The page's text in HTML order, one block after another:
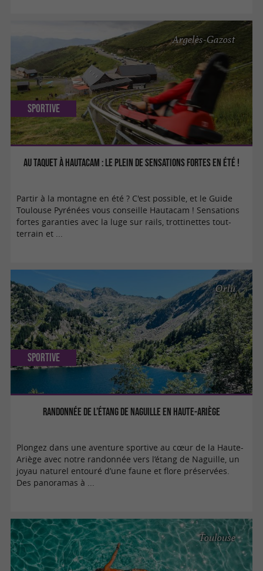
Au taquet à Hautacam : le plein de sensations fortes en été !
Argelès-Gazost
Sportive
Partir à la montagne en été ? C'est possible, et le Guide
Toulouse Pyrénées vous conseille Hautacam ! Sensations
fortes garanties avec la luge sur rails, trottinettes tout-
terrain et ...
Randonnée de l’Étang de Naguille en Haute-Ariège
Orlu
Sportive
Plongez dans une aventure sportive au cœur de la Haute-
Ariège avec notre randonnée vers l’étang de Naguille, un
joyau naturel entouré d’une faune et flore préservées.
Des panoramas à ...
Toulouse